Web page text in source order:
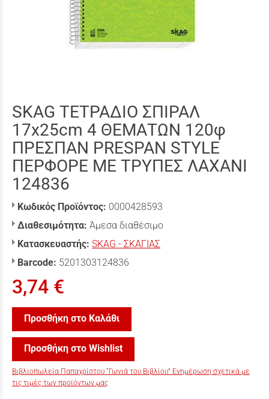
SKAG ΤΕΤΡΑΔΙΟ ΣΠΙΡΑΛ
17x25cm 4 ΘΕΜΑΤΩΝ 120φ
ΠΡΕΣΠΑΝ PRESPAN STYLE
ΠΕΡΦΟΡΕ ΜΕ ΤΡΥΠΕΣ ΛΑΧΑΝΙ
124836
Κωδικός Προϊόντος: 0000428593
Διαθεσιμότητα: Άμεσα διαθέσιμο
Κατασκευαστής: SKAG - ΣΚΑΓΙΑΣ
Barcode: 5201303124836
3,74 €
Προσθήκη στο Καλάθι
Προσθήκη στο Wishlist
Βιβλιοπωλεία Παπαχρίστου “Γωνιά του Βιβλίου” Ενημέρωση σχετικά με
τις τιμές των προϊόντων μας